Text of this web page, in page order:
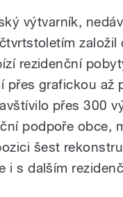
výtvarník,
rezidenční
přes grafickou až
přes 300
podpoře obce,
šest
i s dalším